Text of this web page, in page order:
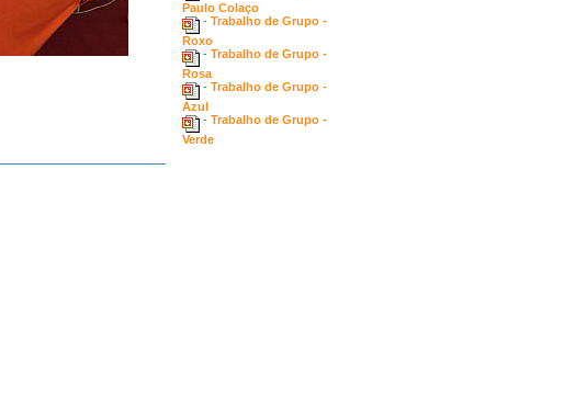
Paulo Colaço
- Trabalho de Grupo -
Roxo
- Trabalho de Grupo -
Rosa
- Trabalho de Grupo -
Azul
- Trabalho de Grupo -
Verde